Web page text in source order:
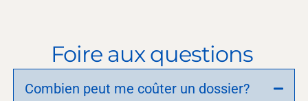
Foire aux questions
Combien peut me coûter un dossier?